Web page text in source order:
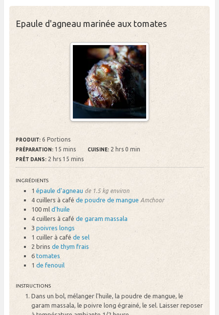
Epaule d'agneau marinée aux tomates
PRODUIT: 6 Portions
PRÉPARATION: 15 mins CUISINE: 2 hrs 0 min
PRÊT DANS: 2 hrs 15 mins
INGRÉDIENTS
1épaule d'agneau de 1.5 kg environ
4 cuillers à café de poudre de mangue Amchoor
100 ml d'huile
4 cuillers à café de garam massala
3poivres longs
1 cuiller à café de sel
2 brins de thym frais
6tomates
1de fenouil
INSTRUCTIONS
Dans un bol, mélanger l'huile, la poudre de mangue, le
garam massala, le poivre long égrainé, le sel. Laisser reposer